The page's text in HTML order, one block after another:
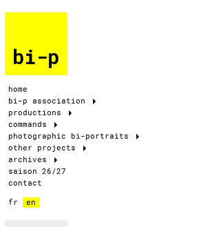
bi-p
home
bi-p association
productions
commands
photographic bi-portraits
other projects
archives
saison 26/27
contact
fr
en